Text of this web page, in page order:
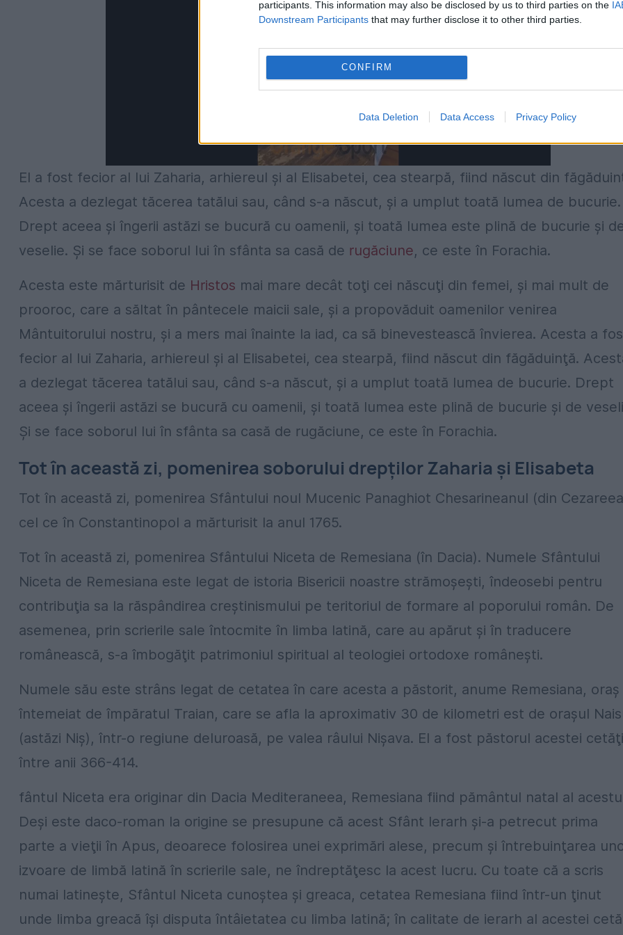
participants. This information may also be disclosed by us to third parties on the
Downstream Participants that may further disclose it to other third parties.
CONFIRM
Data Deletion Data Access Privacy Policy
El a fost fecior al lui Zaharia, arhiereul şi al Elisabetei, cea stearpă, fiind născut din
Acesta a dezlegat tăcerea tatălui sau, când s-a născut, şi a umplut toată lumea de bucurie.
Drept aceea şi îngerii astăzi se bucură cu oamenii, şi toată lumea este plină de bucurie şi
veselie. Şi se face soborul lui în sfânta sa casă de rugăciune, ce este în Forachia.
Acesta este mărturisit de Hristos mai mare decât toţi cei născuţi din femei, şi mai mult de
prooroc, care a săltat în pântecele maicii sale, şi a propovăduit oamenilor venirea
Mântuitorului nostru, şi a mers mai înainte la iad, ca să binevestească învierea. Acesta a
fecior al lui Zaharia, arhiereul şi al Elisabetei, cea stearpă, fiind născut din făgăduinţă.
a dezlegat tăcerea tatălui sau, când s-a născut, şi a umplut toată lumea de bucurie. Drept
aceea şi îngerii astăzi se bucură cu oamenii, şi toată lumea este plină de bucurie şi de
Şi se face soborul lui în sfânta sa casă de rugăciune, ce este în Forachia.
Tot în această zi, pomenirea soborului drepţilor Zaharia şi Elisabeta
Tot în această zi, pomenirea Sfântului noul Mucenic Panaghiot Chesarineanul (din
cel ce în Constantinopol a mărturisit la anul 1765.
Tot în această zi, pomenirea Sfântului Niceta de Remesiana (în Dacia). Numele Sfântului
Niceta de Remesiana este legat de istoria Bisericii noastre strămoşeşti, îndeosebi pentru
contribuţia sa la răspândirea creştinismului pe teritoriul de formare al poporului român. De
asemenea, prin scrierile sale întocmite în limba latină, care au apărut şi în traducere
românească, s-a îmbogăţit patrimoniul spiritual al teologiei ortodoxe româneşti.
Numele său este strâns legat de cetatea în care acesta a păstorit, anume Remesiana, oraş
întemeiat de împăratul Traian, care se afla la aproximativ 30 de kilometri est de oraşul
(astăzi Niş), într-o regiune deluroasă, pe valea râului Nişava. El a fost păstorul acestei cetăţi
între anii 366-414.
fântul Niceta era originar din Dacia Mediteraneea, Remesiana fiind pământul natal al
Deşi este daco-roman la origine se presupune că acest Sfânt Ierarh şi-a petrecut prima
parte a vieţii în Apus, deoarece folosirea unei exprimări alese, precum şi întrebuinţarea
izvoare de limbă latină în scrierile sale, ne îndreptăţesc la acest lucru. Cu toate că a scris
numai latineşte, Sfântul Niceta cunoştea şi greaca, cetatea Remesiana fiind într-un ţinut
unde limba greacă îşi disputa întâietatea cu limba latină; în calitate de ierarh al acestei